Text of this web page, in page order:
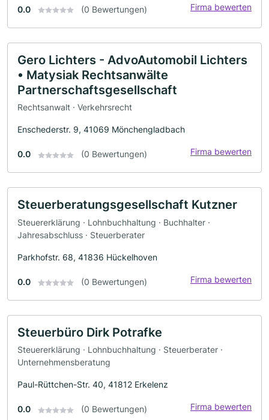
0.0 (0 Bewertungen) Firma bewerten
Gero Lichters - AdvoAutomobil Lichters
• Matysiak Rechtsanwälte
Partnerschaftsgesellschaft
Rechtsanwalt · Verkehrsrecht
Enschederstr. 9, 41069 Mönchengladbach
0.0 (0 Bewertungen) Firma bewerten
Steuerberatungsgesellschaft Kutzner
Steuererklärung · Lohnbuchhaltung · Buchhalter ·
Jahresabschluss · Steuerberater
Parkhofstr. 68, 41836 Hückelhoven
0.0 (0 Bewertungen) Firma bewerten
Steuerbüro Dirk Potrafke
Steuererklärung · Lohnbuchhaltung · Steuerberater ·
Unternehmensberatung
Paul-Rüttchen-Str. 40, 41812 Erkelenz
0.0 (0 Bewertungen) Firma bewerten